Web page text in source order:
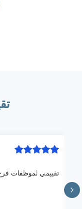
تقييمي لموظفات